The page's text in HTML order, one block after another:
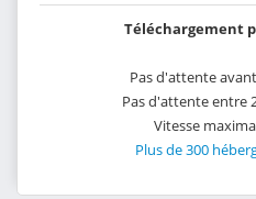
Téléchargement
Pas d'attente
Pas d'attente entre
Vitesse
Plus de 300